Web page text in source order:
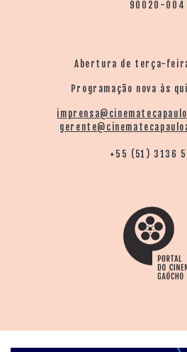
90020-004
Abertura de terça-
Programação nova às
+55 (51) 3136